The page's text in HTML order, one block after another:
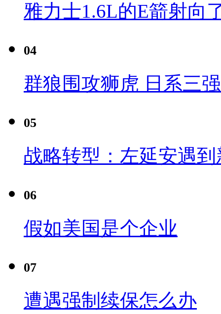
雅力士1.6L的E箭射向
04
群狼围攻狮虎 日系三
05
战略转型：左延安遇
06
假如美国是个企业
07
遭遇强制续保怎么办